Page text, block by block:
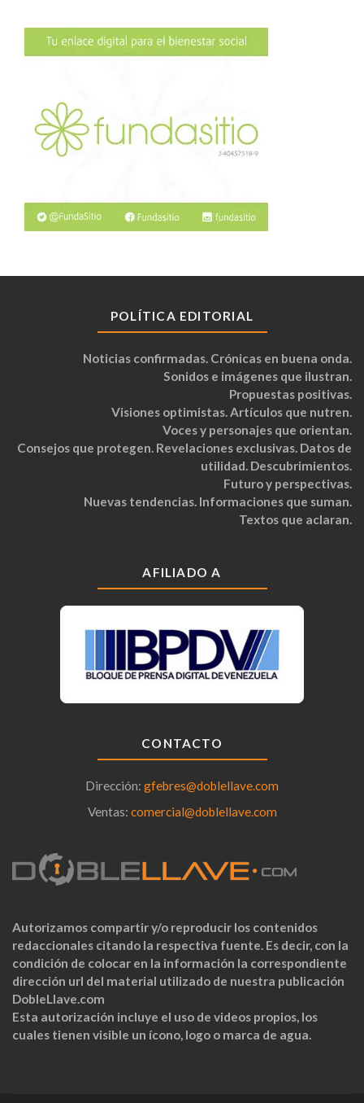
POLÍTICA EDITORIAL
Noticias confirmadas. Crónicas en buena onda.
Sonidos e imágenes que ilustran.
Propuestas positivas.
Visiones optimistas. Artículos que nutren.
Voces y personajes que orientan.
Consejos que protegen. Revelaciones exclusivas. Datos de
utilidad. Descubrimientos.
Futuro y perspectivas.
Nuevas tendencias. Informaciones que suman.
Textos que aclaran.
AFILIADO A
CONTACTO
Dirección: gfebres@doblellave.com
Ventas: comercial@doblellave.com
Autorizamos compartir y/o reproducir los contenidos
redaccionales citando la respectiva fuente. Es decir, con la
condición de colocar en la información la correspondiente
dirección url del material utilizado de nuestra publicación
DobleLlave.com
Esta autorización incluye el uso de videos propios, los
cuales tienen visible un ícono, logo o marca de agua.